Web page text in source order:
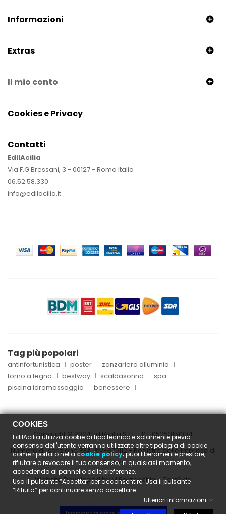
Informazioni
Extras
Il mio conto
Cookies e Privacy
Contatti
EdilAcilia
Via F.G.Bressani, 3 - 00127 - Roma Italia
06.52.58.330
info@edilacilia.it
Tag più popolari
antinfortunistica poster
zanzariera alluminio
forno a legna
bestway scaldasonno
spa
piscina idromassaggio
benessere
Copyright © 2024 EdilAcilia S.r.l. - P.I.05253151004
Numero di iscrizione REA: RM-870112 - Registro delle Imprese di
Roma
Website Developed by M.Borzacchini - TestSide
COOKIES
EdilAcilia utilizza cookie di tipo tecnico e solamente previo
consenso dell'utente verranno utilizzate altre tipologia di cookie
come riportato nellacookie policy; puoi liberamente prestare,
rifiutare o revocare il tuo consenso, in qualsiasi momento,
accedendo al pannello delle preferenze.
Usa il pulsante “Accetta” per acconsentire. Usa il pulsante
“Rifiuta” per continuare senza accettare.
Ulteriori informazioni